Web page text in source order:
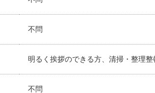
不問
明るく挨拶のできる方、清掃・整理
不問